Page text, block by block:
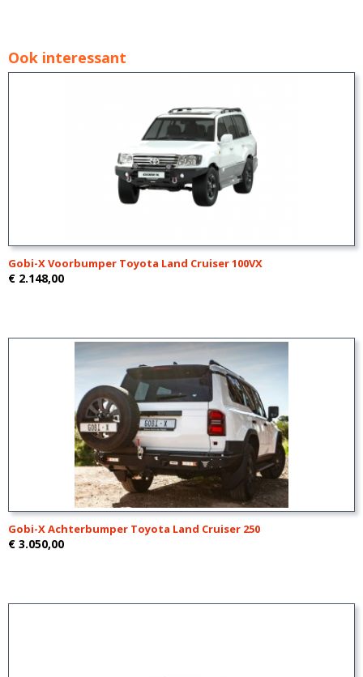
Ook interessant
Gobi-X Voorbumper Toyota Land Cruiser 100VX
€ 2.148,00
Gobi-X Achterbumper Toyota Land Cruiser 250
€ 3.050,00